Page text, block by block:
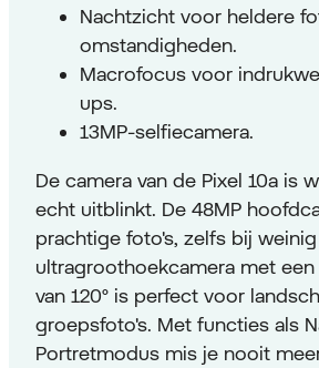
Nachtzicht voor heldere
omstandigheden.
Macrofocus voor
ups.
13MP-selfiecamera.
De camera van de Pixel 10a is
echt uitblinkt. De 48MP
prachtige foto's, zelfs bij
ultragroothoekcamera met
van 120° is perfect voor
groepsfoto's. Met functies als
Portretmodus mis je nooit